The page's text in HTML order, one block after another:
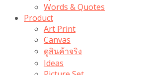
Words & Quotes
Product
Art Print
Canvas
ดูสินค้าจริง
Ideas